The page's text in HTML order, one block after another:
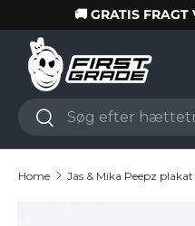
Skip to content
🚚 GRATIS
Search
Search
Home Jas & Mika Peepz plakat